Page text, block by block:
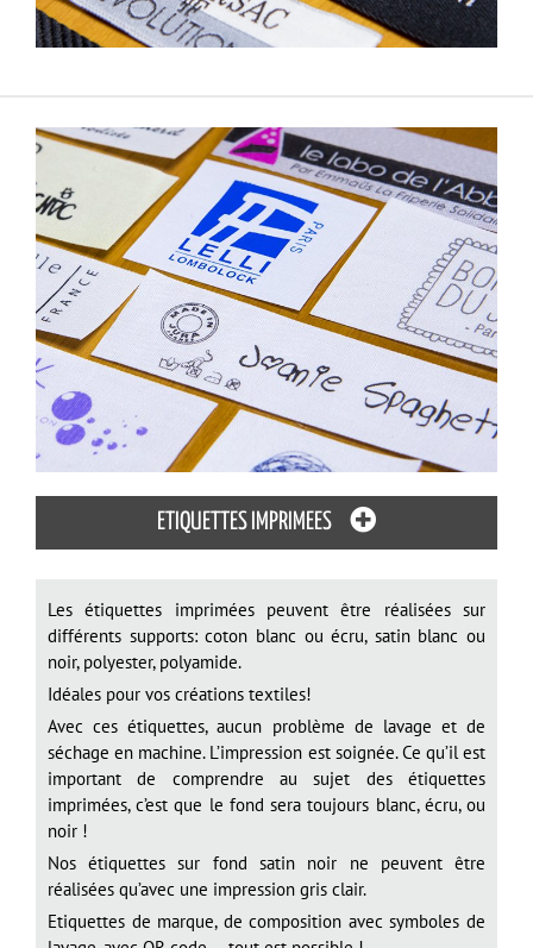
ETIQUETTES IMPRIMEES
Les étiquettes imprimées peuvent être réalisées sur
différents supports: coton blanc ou écru, satin blanc ou
noir, polyester, polyamide.
Idéales pour vos créations textiles!
Avec ces étiquettes, aucun problème de lavage et de
séchage en machine. L’impression est soignée. Ce qu’il est
important de comprendre au sujet des étiquettes
imprimées, c’est que le fond sera toujours blanc, écru, ou
noir !
Nos étiquettes sur fond satin noir ne peuvent être
réalisées qu’avec une impression gris clair.
Etiquettes de marque, de composition avec symboles de